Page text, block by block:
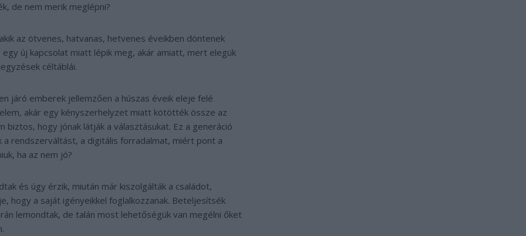
de nem merik meglépni?
az ötvenes, hatvanas, hetvenes éveikben döntenek
új kapcsolat miatt lépik meg, akár amiatt, mert elegük
céltáblái.
járó emberek jellemzően a húszas éveik eleje felé
akár egy kényszerhelyzet miatt kötötték össze az
hogy jónak látják a választásukat. Ez a generáció
a rendszerváltást, a digitális forradalmat, miért pont a
ha az nem jó?
és úgy érzik, miután már kiszolgálták a családot,
hogy a saját igényeikkel foglalkozzanak. Beteljesítsék
lemondtak, de talán most lehetőségük van megélni őket